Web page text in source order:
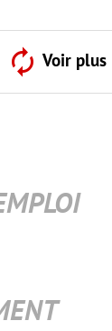
Voir plus